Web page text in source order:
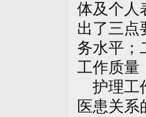
体及个人
出了三点
务水平；
工作质量
护理工
医患关